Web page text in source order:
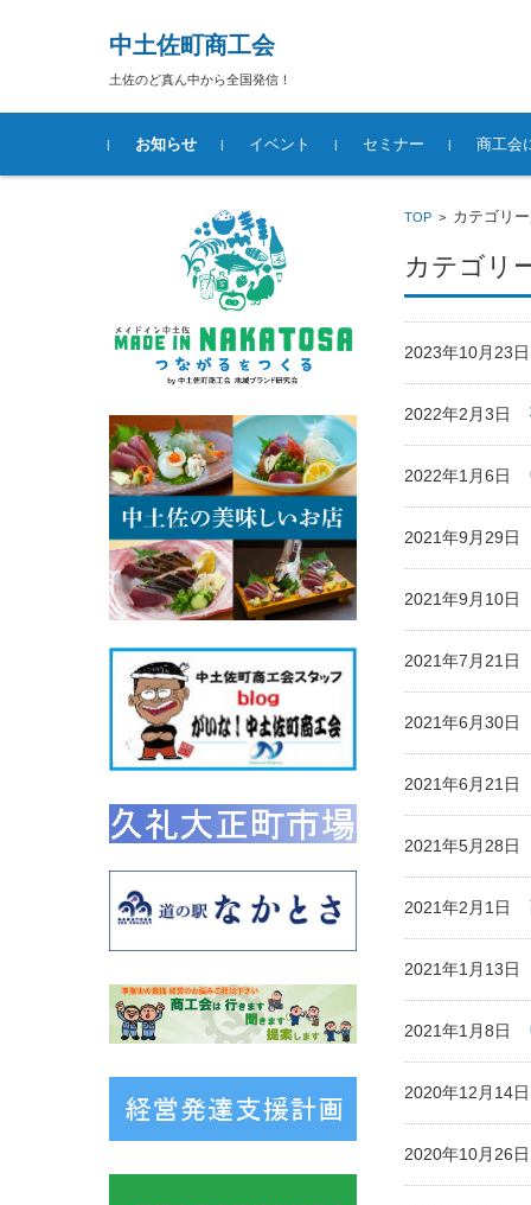
中土佐町商工会
土佐のど真ん中から全国発信！
コンテンツに移動
お知らせ イベント セミナー 商工会
TOP> カテゴリ
カテゴリ
2023年10月23
2022年2月3日
2022年1月6日
2021年9月29日
2021年9月10日
2021年7月21日
2021年6月30日
2021年6月21日
2021年5月28日
2021年2月1日
2021年1月13日
2021年1月8日
2020年12月14
2020年10月26